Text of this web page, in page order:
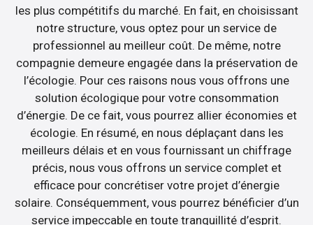
les plus compétitifs du marché. En fait, en choisissant
notre structure, vous optez pour un service de
professionnel au meilleur coût. De même, notre
compagnie demeure engagée dans la préservation de
l’écologie. Pour ces raisons nous vous offrons une
solution écologique pour votre consommation
d’énergie. De ce fait, vous pourrez allier économies et
écologie. En résumé, en nous déplaçant dans les
meilleurs délais et en vous fournissant un chiffrage
précis, nous vous offrons un service complet et
efficace pour concrétiser votre projet d’énergie
solaire. Conséquemment, vous pourrez bénéficier d’un
service impeccable en toute tranquillité d’esprit.